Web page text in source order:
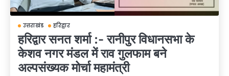
उत्तराखंड हरिद्वार
हरिद्वार सनत शर्मा :- रानीपुर विधानसभा के
केशव नगर मंडल में राव गुलफाम बने
अल्पसंख्यक मोर्चा महामंत्री